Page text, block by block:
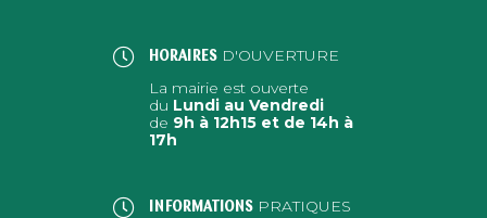
HORAIRES D'OUVERTURE
La mairie est ouverte
du Lundi au Vendredi
de 9h à 12h15 et de 14h à
17h
INFORMATIONS PRATIQUES